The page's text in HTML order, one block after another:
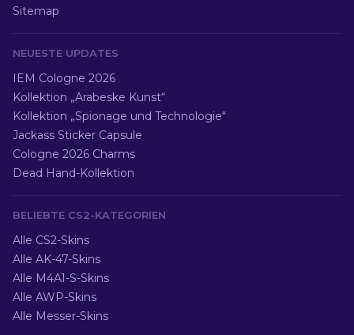
Sitemap
NEUESTE UPDATES
IEM Cologne 2026
Kollektion „Arabeske Kunst“
Kollektion „Spionage und Technologie“
Jackass Sticker Capsule
Cologne 2026 Charms
Dead Hand-Kollektion
BELIEBTE CS2-KATEGORIEN
Alle CS2-Skins
Alle AK-47-Skins
Alle M4A1-S-Skins
Alle AWP-Skins
Alle Messer-Skins